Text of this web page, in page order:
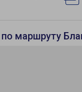
по маршруту